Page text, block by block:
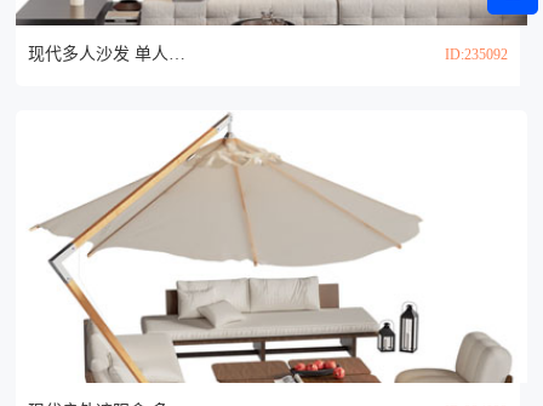
现代多人沙发 单人沙发和茶几组合3d模型 ID:235092